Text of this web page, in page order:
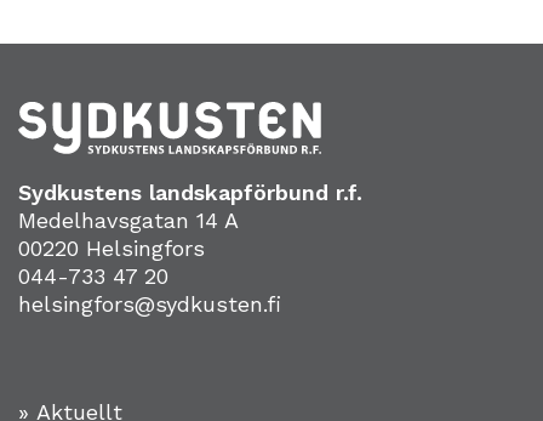
Sydkustens landskapförbund r.f.
Medelhavsgatan 14 A
00220 Helsingfors
044-733 47 20
helsingfors@sydkusten.fi
» Aktuellt